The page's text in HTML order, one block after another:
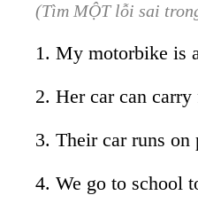
(Tìm MỘT lỗi sai
1. My motorbike is
2. Her car can carry
3. Their car runs
4. We go to school